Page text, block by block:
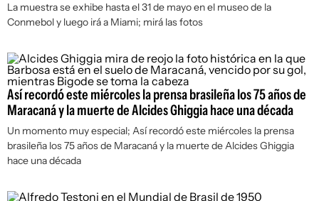
La muestra se exhibe hasta el 31 de mayo en el museo de la
Conmebol y luego irá a Miami; mirá las fotos
Así recordó este miércoles la prensa brasileña los 75 años de
Maracaná y la muerte de Alcides Ghiggia hace una década
Un momento muy especial; Así recordó este miércoles la prensa
brasileña los 75 años de Maracaná y la muerte de Alcides Ghiggia
hace una década